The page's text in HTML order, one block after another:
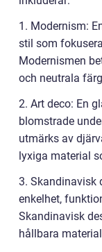
1. Modernism:
stil som
Modernismen
och neutrala
2. Art deco: En
blomstrade
utmärks av
lyxiga material
3. Skandinavisk
enkelhet,
Skandinavisk
hållbara